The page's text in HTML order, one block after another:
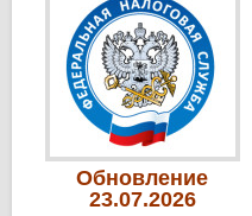
Обновление
23.07.2026